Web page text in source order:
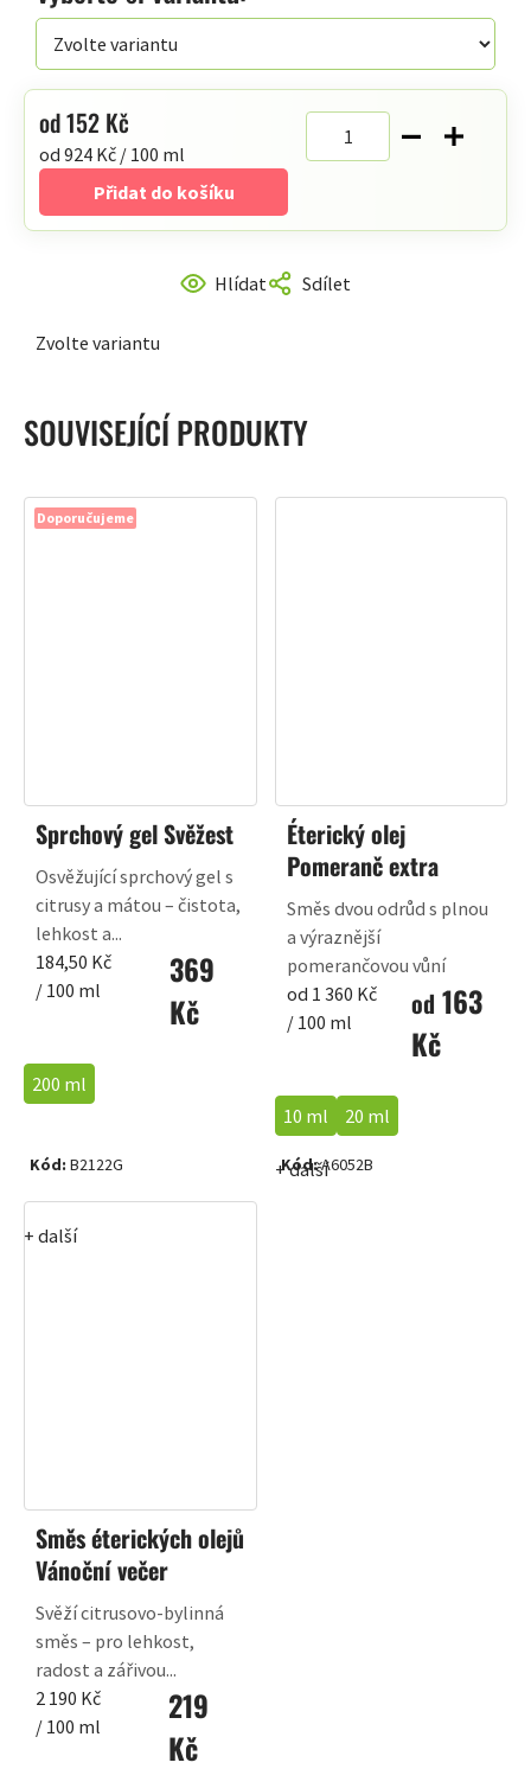
hvězdiček.
Zvolte variantu
Hlídat Sdílet
od152 Kč
Měrná
cena:
od 924 Kč / 100 ml
Přidat do košíku
SOUVISEJÍCÍ PRODUKTY
Doporučujeme
Sprchový gel Svěžest
369
Kč
Měrná
cena:
184,50 Kč
/ 100 ml
Osvěžující sprchový gel s
citrusy a mátou – čistota,
lehkost a...
200 ml
+ další
Kód: B2122G
Éterický olej
Pomeranč extra
od 163
Kč
Měrná
cena:
od 1 360 Kč
/ 100 ml
Směs dvou odrůd s plnou
a výraznější
pomerančovou vůní
10 ml 20 ml
+ další
Kód:A6052B
Směs éterických olejů
Vánoční večer
219
Kč
Měrná
cena:
2 190 Kč
/ 100 ml
Svěží citrusovo-bylinná
směs – pro lehkost,
radost a zářivou...